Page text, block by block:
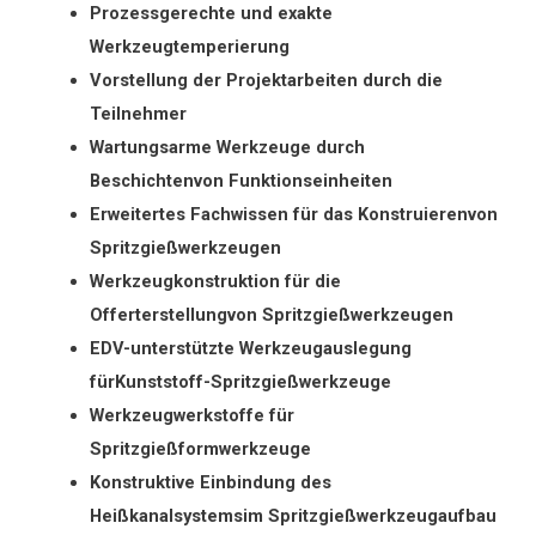
Prozessgerechte und exakte
Werkzeugtemperierung
Vorstellung der Projektarbeiten durch die
Teilnehmer
Wartungsarme Werkzeuge durch
Beschichtenvon Funktionseinheiten
Erweitertes Fachwissen für das Konstruierenvon
Spritzgießwerkzeugen
Werkzeugkonstruktion für die
Offerterstellungvon Spritzgießwerkzeugen
EDV-unterstützte Werkzeugauslegung
fürKunststoff-Spritzgießwerkzeuge
Werkzeugwerkstoffe für
Spritzgießformwerkzeuge
Konstruktive Einbindung des
Heißkanalsystemsim Spritzgießwerkzeugaufbau